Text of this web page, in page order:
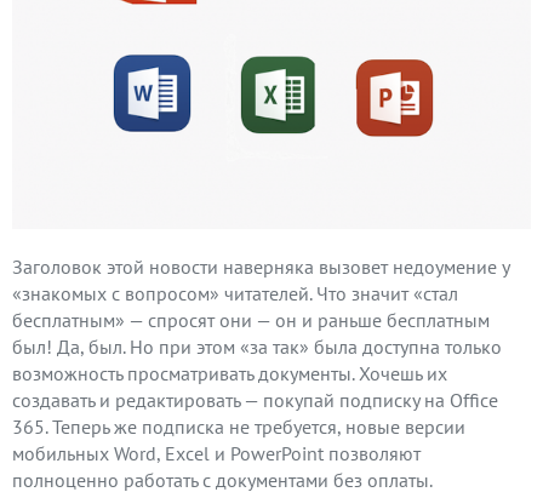
Заголовок этой новости наверняка вызовет недоумение у
«знакомых с вопросом» читателей. Что значит «стал
бесплатным» — спросят они — он и раньше бесплатным
был! Да, был. Но при этом «за так» была доступна только
возможность просматривать документы. Хочешь их
создавать и редактировать — покупай подписку на Office
365. Теперь же подписка не требуется, новые версии
мобильных Word, Excel и PowerPoint позволяют
полноценно работать с документами без оплаты.